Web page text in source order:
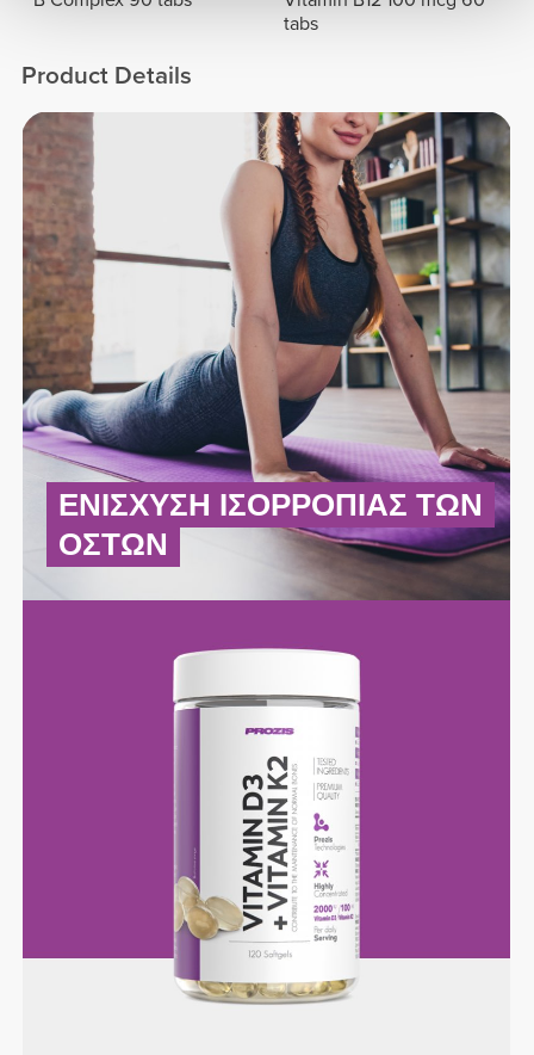
tabs
Product Details
ΕΝΊΣΧΥΣΗ ΙΣΟΡΡΟΠΊΑΣ ΤΩΝ
ΟΣΤΏΝ